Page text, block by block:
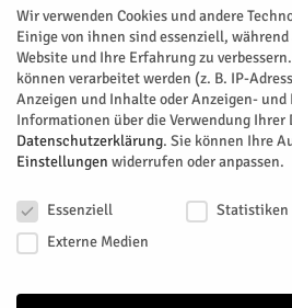
30 Touren für
Der indeland Tourismus e.V. hat sein
für 2026 vorgestellt.
Von HERZOG Redaktion März 15, 2026
Wir verwenden Cookies und andere
Einige von ihnen sind essenziell,
Website und Ihre Erfahrung zu verbessern.
können verarbeitet werden (z. B. IP-
Anzeigen und Inhalte oder Anzeigen- und
Informationen über die Verwendung
Datenschutzerklärung. Sie können Ihre
Einstellungen widerrufen oder anpassen.
Essenziell
Statistiken
Externe Medien